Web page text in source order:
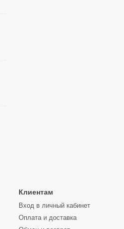
Клиентам
Вход в личный кабинет
Оплата и доставка